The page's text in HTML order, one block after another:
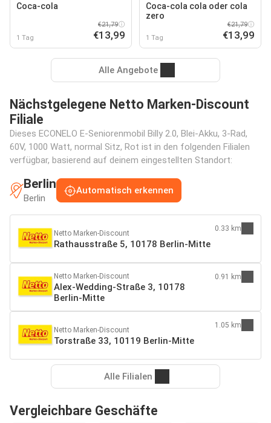
Coca-cola
1 Tag
€21,79
€13,99
Coca-cola cola oder cola
zero
1 Tag
€21,79
€13,99
Alle Angebote
Nächstgelegene Netto Marken-Discount
Filiale
Dieses ECONELO E-Seniorenmobil Billy 2.0, Blei-Akku, 3-Rad,
60V, 1000 Watt, normal Sitz, Rot ist in den folgenden Filialen
verfügbar, basierend auf deinem eingestellten Standort:
Berlin
Berlin
Automatisch erkennen
Netto Marken-Discount
Rathausstraße 5, 10178 Berlin-Mitte
0.33 km
Netto Marken-Discount
Alex-Wedding-Straße 3, 10178
Berlin-Mitte
0.91 km
Netto Marken-Discount
Torstraße 33, 10119 Berlin-Mitte
1.05 km
Alle Filialen
Vergleichbare Geschäfte